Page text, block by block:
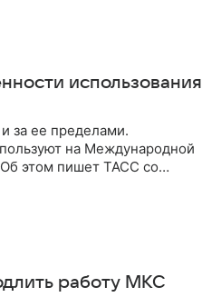
использования
за ее пределами.
на Международной
этом пишет ТАСС со
работу МКС